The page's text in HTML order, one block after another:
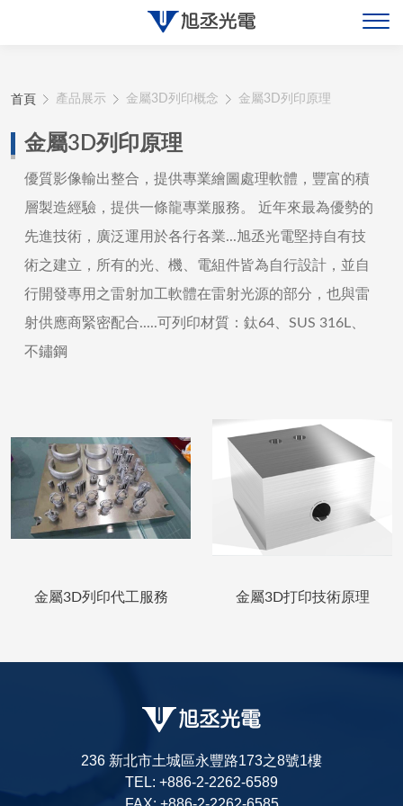
產品展示
聯絡旭丞
首頁 產品展示 金屬3D列印概念 金屬3D列印原理
金屬3D列印原理
優質影像輸出整合，提供專業繪圖處理軟體，豐富的積
層製造經驗，提供一條龍專業服務。 近年來最為優勢的
先進技術，廣泛運用於各行各業...旭丞光電堅持自有技
術之建立，所有的光、機、電組件皆為自行設計，並自
行開發專用之雷射加工軟體在雷射光源的部分，也與雷
射供應商緊密配合.....可列印材質：鈦64、SUS 316L、
不鏽鋼
金屬3D列印代工服務 金屬3D打印技術原理
236 新北市土城區永豐路173之8號1樓
TEL: +886-2-2262-6589